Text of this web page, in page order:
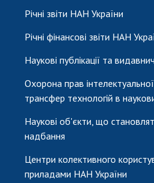
Річні звіти НАН України
Річні фінансові звіти НАН
Наукові публікації та
Охорона прав
трансфер технологій в
Наукові об'єкти, що
надбання
Центри колективного
приладами НАН України